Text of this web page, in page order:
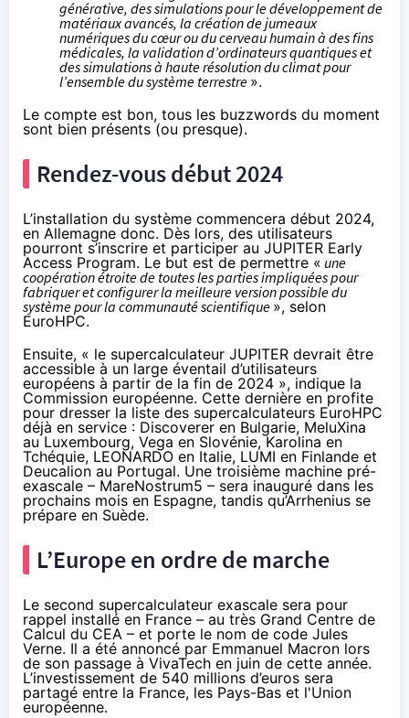
générative, des simulations pour le développement de
matériaux avancés, la création de jumeaux
numériques du cœur ou du cerveau humain à des fins
médicales, la validation d’ordinateurs quantiques et
des simulations à haute résolution du climat pour
l’ensemble du système terrestre ».
Le compte est bon, tous les buzzwords du moment
sont bien présents (ou presque).
Rendez-vous début 2024
L’installation du système commencera début 2024,
en Allemagne donc. Dès lors, des utilisateurs
pourront s’inscrire et participer au JUPITER Early
Access Program. Le but est de permettre « une
coopération étroite de toutes les parties impliquées pour
fabriquer et configurer la meilleure version possible du
système pour la communauté scientifique », selon
EuroHPC.
Ensuite, « le supercalculateur JUPITER devrait être
accessible à un large éventail d’utilisateurs
européens à partir de la fin de 2024 », indique la
Commission européenne. Cette dernière en profite
pour dresser la liste des supercalculateurs EuroHPC
déjà en service : Discoverer en Bulgarie, MeluXina
au Luxembourg, Vega en Slovénie, Karolina en
Tchéquie, LEONARDO en Italie, LUMI en Finlande et
Deucalion au Portugal. Une troisième machine pré-
exascale – MareNostrum5 – sera inauguré dans les
prochains mois en Espagne, tandis qu’Arrhenius se
prépare en Suède.
L’Europe en ordre de marche
Le second supercalculateur exascale sera pour
rappel installé en France – au très Grand Centre de
Calcul du CEA – et porte le nom de code Jules
Verne. Il a été annoncé par Emmanuel Macron lors
de son passage à VivaTech en juin de cette année.
L’investissement de 540 millions d’euros sera
partagé entre la France, les Pays-Bas et l'Union
européenne.